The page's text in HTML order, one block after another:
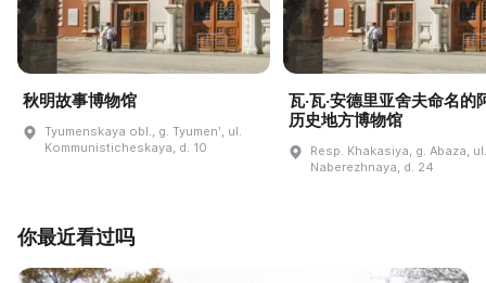
秋明故事博物馆
Tyumenskaya obl., g. Tyumenʹ, ul.
Kommunisticheskaya, d. 10
瓦·瓦·安德里亚舍夫命名的
历史地方博物馆
Resp. Khakasiya, g. Abaza, ul.
Naberezhnaya, d. 24
你最近看过吗